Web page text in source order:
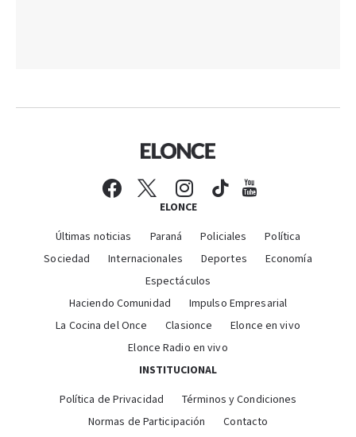
ELONCE
Últimas noticias Paraná Policiales
Política
Sociedad
Internacionales Deportes
Economía
Espectáculos
Haciendo Comunidad
Impulso Empresarial
La Cocina del Once
Clasionce
Elonce en vivo
Elonce Radio en vivo
INSTITUCIONAL
Política de Privacidad
Términos y Condiciones
Normas de Participación
Contacto